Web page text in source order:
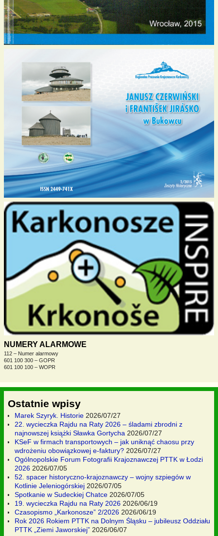
NUMERY ALARMOWE
112 – Numer alarmowy
601 100 300 – GOPR
601 100 100 – WOPR
Ostatnie wpisy
Marek Szyryk. Historie 2026/07/27
22. wycieczka Rajdu na Raty 2026 – śladami zbrodni z
najnowszej książki Sławka Gortycha 2026/07/27
KSeF w firmach transportowych – jak uniknąć chaosu przy
wdrożeniu obowiązkowej e-faktury? 2026/07/27
Ogólnopolskie Forum Fotografii Krajoznawczej PTTK w Łodzi
2026 2026/07/05
52. spacer historyczno-krajoznawczy – wojny szpiegów w
Kotlinie Jeleniogórskiej 2026/07/05
Spotkanie w Sudeckiej Chatce 2026/07/05
19. wycieczka Rajdu na Raty 2026 2026/06/19
Czasopismo „Karkonosze” 2/2026 2026/06/19
Rok 2026 Rokiem PTTK na Dolnym Śląsku – jubileusz Oddziału
PTTK „Ziemi Jaworskiej” 2026/06/07